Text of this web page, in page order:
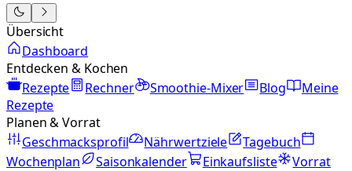
Übersicht
Dashboard
Entdecken & Kochen
Rezepte
Rechner Smoothie-Mixer Blog
Meine
Rezepte
Planen & Vorrat
Geschmacksprofil
Nährwertziele
Tagebuch
Wochenplan
Saisonkalender Einkaufsliste
Vorrat